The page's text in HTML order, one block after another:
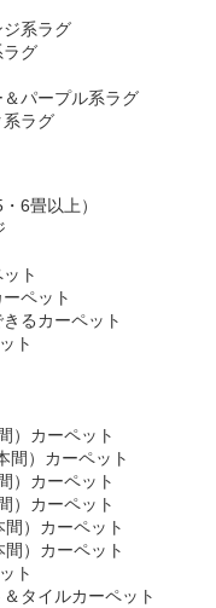
系ラグ
ラグ
パープル系ラグ
系ラグ
6畳以上）
ト
ペット
るカーペット
ト
）カーペット
間）カーペット
）カーペット
）カーペット
）カーペット
）カーペット
ト
タイルカーペット